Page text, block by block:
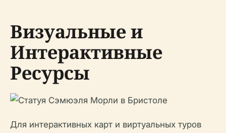
Визуальные и
Интерактивные
Ресурсы
Для интерактивных карт и виртуальных туров